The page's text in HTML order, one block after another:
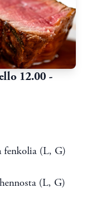
12.00 -
fenkolia (L, G)
(L, G)